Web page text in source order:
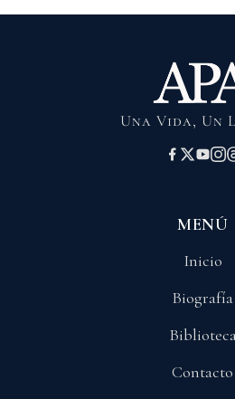
Una Vida, Un
MENÚ
Inicio
Biografía
Contacto